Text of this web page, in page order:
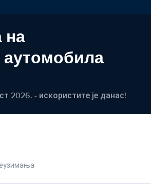
на
2026. - искористите је данас!